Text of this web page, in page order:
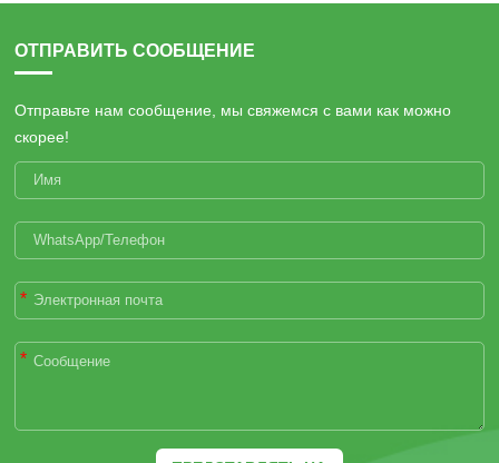
ОТПРАВИТЬ СООБЩЕНИЕ
Отправьте нам сообщение, мы свяжемся с вами как можно
скорее!
*
*